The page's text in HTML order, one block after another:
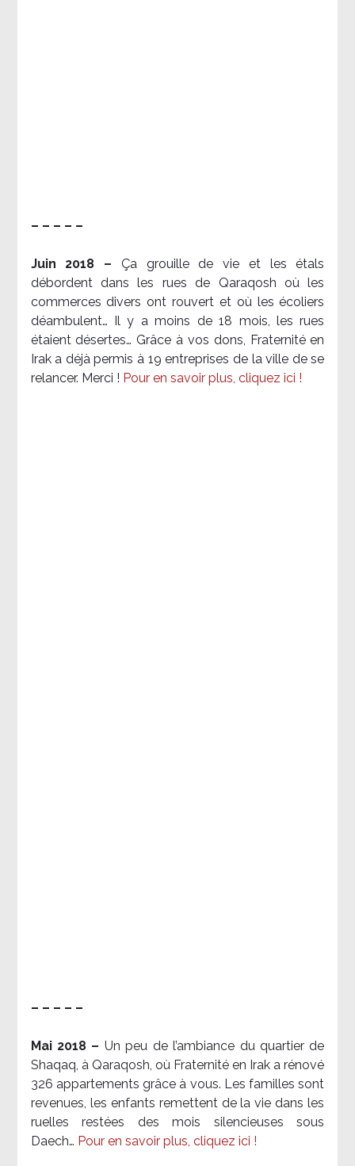
– – – – –
Juin 2018 – Ça grouille de vie et les étals
débordent dans les rues de Qaraqosh où les
commerces divers ont rouvert et où les écoliers
déambulent… Il y a moins de 18 mois, les rues
étaient désertes… Grâce à vos dons, Fraternité en
Irak a déjà permis à 19 entreprises de la ville de se
relancer. Merci ! Pour en savoir plus, cliquez ici !
– – – – –
Mai 2018 – Un peu de l’ambiance du quartier de
Shaqaq, à Qaraqosh, où Fraternité en Irak a rénové
326 appartements grâce à vous. Les familles sont
revenues, les enfants remettent de la vie dans les
ruelles restées des mois silencieuses sous
Daech… Pour en savoir plus, cliquez ici !